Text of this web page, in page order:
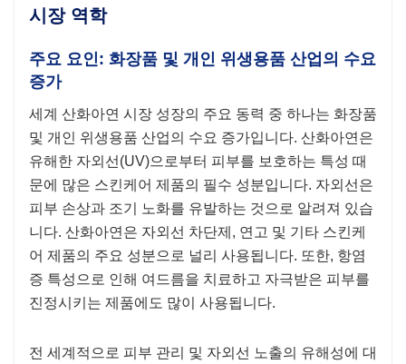
시장 역학
주요 요인: 화장품 및 개인 위생용품 산업의 수요
증가
세계 산화아연 시장 성장의 주요 동력 중 하나는 화장품
및 개인 위생용품 산업의 수요 증가입니다. 산화아연은 ​​
유해한 자외선(UV)으로부터 피부를 보호하는 특성 때
문에 많은 스킨케어 제품의 필수 성분입니다. 자외선은
피부 손상과 조기 노화를 유발하는 것으로 알려져 있습
니다. 산화아연은 ​​자외선 차단제, 연고 및 기타 스킨케
어 제품의 주요 성분으로 널리 사용됩니다. 또한, 항염
증 특성으로 인해 여드름을 치료하고 자극받은 피부를
진정시키는 제품에도 많이 사용됩니다.
전 세계적으로 피부 관리 및 자외선 노출의 유해성에 대